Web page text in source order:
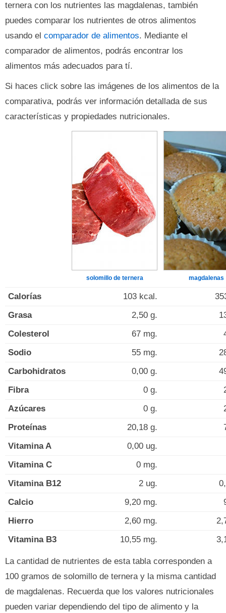
ternera con los nutrientes las magdalenas, también
puedes comparar los nutrientes de otros alimentos
usando el comparador de alimentos. Mediante el
comparador de alimentos, podrás encontrar los
alimentos más adecuados para tí.
Si haces click sobre las imágenes de los alimentos de la
comparativa, podrás ver información detallada de sus
características y propiedades nutricionales.
solomillo de ternera magdalenas
Calorías 103 kcal.
Grasa
2,50 g.
Colesterol
67 mg.
Sodio
55 mg.
Carbohidratos
0,00 g.
Fibra
0 g.
Azúcares
0 g.
Proteínas
20,18 g.
Vitamina A
0,00 ug.
Vitamina C
0 mg.
Vitamina B12
2 ug.
Calcio
9,20 mg.
Hierro
2,60 mg.
Vitamina B3
10,55 mg.
La cantidad de nutrientes de esta tabla corresponden a
100 gramos de solomillo de ternera y la misma cantidad
de magdalenas. Recuerda que los valores nutricionales
pueden variar dependiendo del tipo de alimento y la